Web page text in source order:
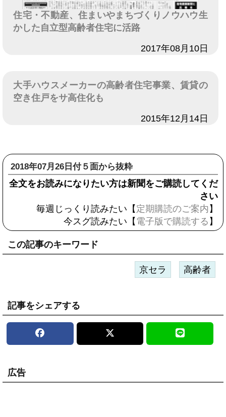
住宅・不動産、住まいやまちづくりノウハウ生
かした自立型高齢者住宅に活路
2017年08月10日
大手ハウスメーカーの高齢者住宅事業、賃貸の
空き住戸をサ高住化も
2015年12月14日
2018年07月26日付５面から抜粋
全文をお読みになりたい方は新聞をご購読してくだ
さい
毎週じっくり読みたい【 定期購読のご案内 】
今スグ読みたい【 電子版で購読する 】
この記事のキーワード
京セラ 高齢者
記事をシェアする
広告